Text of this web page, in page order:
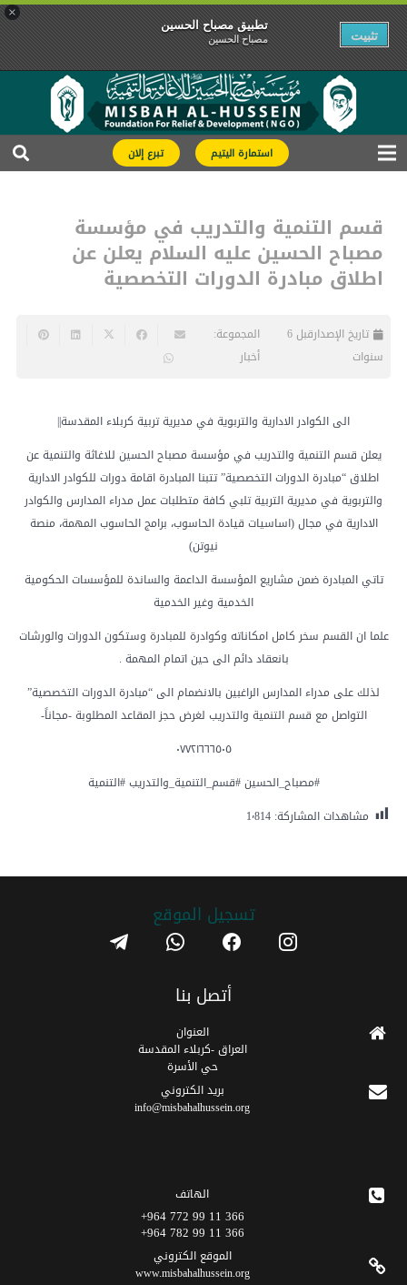
×
تطبیق مصباح الحسین
مصباح الحسین تثبیت
استمارة اليتيم تبرع إلان
قسم التنمية والتدريب في مؤسسة
مصباح الحسين عليه السلام يعلن عن
اطلاق مبادرة الدورات التخصصية
تاريخ الإصدار
قبل 6
سنوات
المجموعة:
أخبار
الى الكوادر الادارية والتربوية في مديرية تربية كربلاء المقدسة||
يعلن قسم التنمية والتدريب في مؤسسة مصباح الحسين للاغاثة والتنمية عن
اطلاق “مبادرة الدورات التخصصية” تتبنا المبادرة اقامة دورات للكوادر الادارية
والتربوية في مديرية التربية تلبي كافة متطلبات عمل مدراء المدارس والكوادر
الادارية في مجال (اساسيات قيادة الحاسوب، برامج الحاسوب المهمة، منصة
نيوتن)
تاتي المبادرة ضمن مشاريع المؤسسة الداعمة والساندة للمؤسسات الحكومية
الخدمية وغير الخدمية
علما ان القسم سخر كامل امكاناته وكوادرة للمبادرة وستكون الدورات والورشات
بانعقاد دائم الى حين اتمام المهمة .
لذلك على مدراء المدارس الراغبين بالانضمام الى “مبادرة الدورات التخصصية”
التواصل مع قسم التنمية والتدريب لغرض حجز المقاعد المطلوبة -مجاناً-
٠٧٧٢١٦٦٦٥٠٥
#مصباح_الحسين #قسم_التنمية_والتدريب #التنمية
مشاهدات المشاركة: 1٬814
تسجیل الموقع instagram
facebook
whatsapp
telegram
أتصل بنا
العنوان
العراق -كربلاء المقدسة
حي الأسرة
برید الکتروني
info@misbahalhussein.org
الهاتف
366 11 99 772 964+
366 11 99 782 964+
الموقع الکتروني
www.misbahalhussein.org